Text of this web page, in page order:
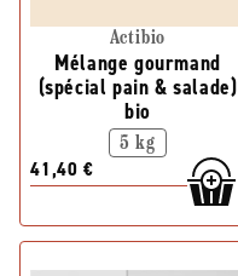
Actibio
Mélange gourmand
(spécial pain & salade)
bio
5 kg
41,40 €